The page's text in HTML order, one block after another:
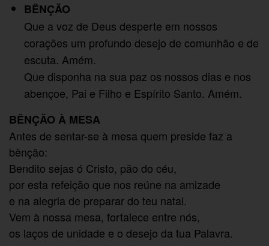
BÊNÇÃO
Que a voz de Deus desperte em nossos
corações um profundo desejo de comunhão e de
escuta. Amém.
Que disponha na sua paz os nossos dias e nos
abençoe, Pai e Filho e Espírito Santo. Amém.
BÊNÇÃO À MESA
Antes de sentar-se à mesa quem preside faz a
bênção:
Bendito sejas ó Cristo, pão do céu,
por esta refeição que nos reúne na amizade
e na alegria de preparar do teu natal.
Vem à nossa mesa, fortalece entre nós,
os laços de unidade e o desejo da tua Palavra.